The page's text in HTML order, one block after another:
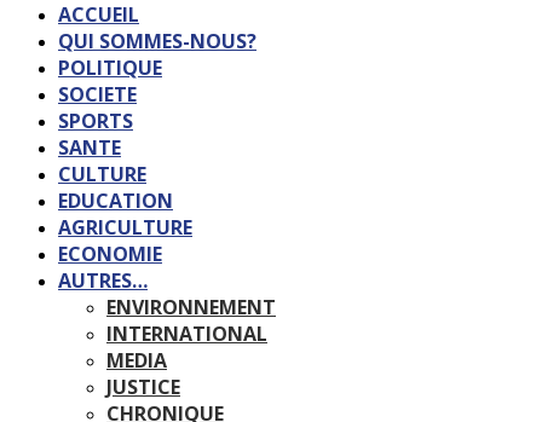
ACCUEIL
QUI SOMMES-NOUS?
POLITIQUE
SOCIETE
SPORTS
SANTE
CULTURE
EDUCATION
AGRICULTURE
ECONOMIE
AUTRES…
ENVIRONNEMENT
INTERNATIONAL
MEDIA
JUSTICE
CHRONIQUE